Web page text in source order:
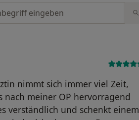
durchsuchen
nimmt sich immer viel Zeit,
meiner OP hervorragend
verständlich und schenkt einem